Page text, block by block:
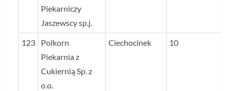
Piekarniczy
Jaszewscy sp.j.
123
Polkorn
Piekarnia z
Cukiernią Sp. z
o.o.
Ciechocinek 10